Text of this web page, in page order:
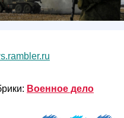
Военное дело